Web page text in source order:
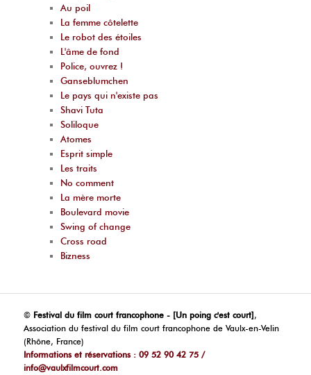
Au poil
La femme côtelette
Le robot des étoiles
L'âme de fond
Police, ouvrez !
Ganseblumchen
Le pays qui n'existe pas
Shavi Tuta
Soliloque
Atomes
Esprit simple
Les traits
No comment
La mère morte
Boulevard movie
Swing of change
Cross road
Bizness
© Festival du film court francophone - [Un poing c'est court],
Association du festival du film court francophone de Vaulx-en-Velin
(Rhône, France)
Informations et réservations : 09 52 90 42 75 /
info@vaulxfilmcourt.com